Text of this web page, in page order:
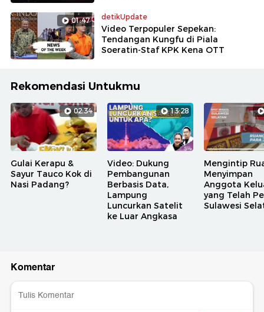
01:47 detikUpdate
Video Terpopuler Sepekan:
Tendangan Kungfu di Piala
Soeratin-Staf KPK Kena OTT
Rekomendasi Untukmu
02:34
Gulai Kerapu &
Sayur Tauco Kok di
Nasi Padang?
13:28
Video: Dukung
Pembangunan
Berbasis Data,
Lampung
Luncurkan Satelit
ke Luar Angkasa
Mengintip
Menyimpan
Anggota
yang Telah
Sulawesi